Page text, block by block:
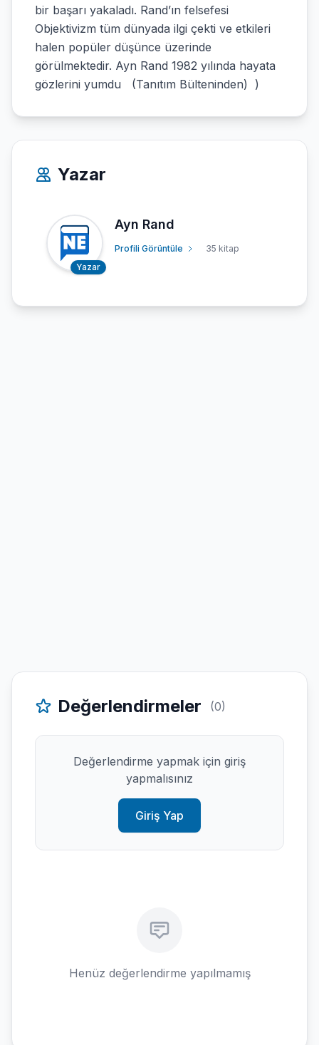
bir başarı yakaladı. Rand’ın felsefesi
Objektivizm tüm dünyada ilgi çekti ve etkileri
halen popüler düşünce üzerinde
görülmektedir. Ayn Rand 1982 yılında hayata
gözlerini yumdu (Tanıtım Bülteninden) )
Yazar
Yazar
Ayn Rand
Profili Görüntüle 35 kitap
Değerlendirmeler (0)
Değerlendirme yapmak için giriş
yapmalısınız
Giriş Yap
Henüz değerlendirme yapılmamış